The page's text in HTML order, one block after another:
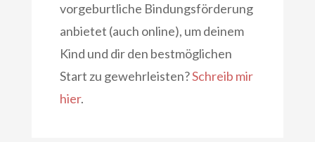
vorgeburtliche Bindungsförderung
anbietet (auch online), um deinem
Kind und dir den bestmöglichen
Start zu gewehrleisten?Schreib mir
hier.